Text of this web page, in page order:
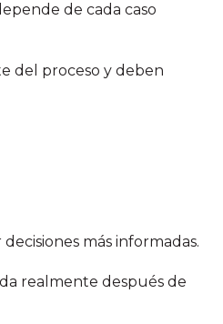
de cada caso
del proceso y deben
más informadas.
realmente después de